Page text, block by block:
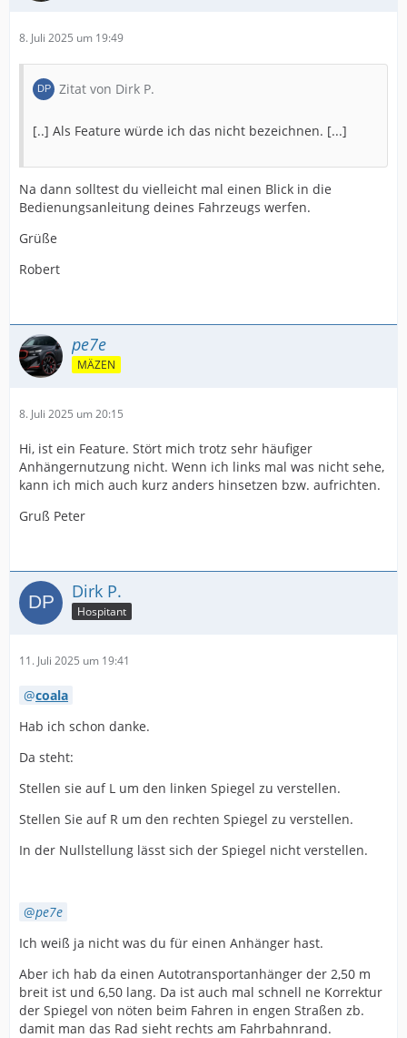
8. Juli 2025 um 19:49
Zitat von Dirk P.
[..] Als Feature würde ich das nicht bezeichnen. [...]
Na dann solltest du vielleicht mal einen Blick in die
Bedienungsanleitung deines Fahrzeugs werfen.
Grüße
Robert
pe7e
MÄZEN
8. Juli 2025 um 20:15
Hi, ist ein Feature. Stört mich trotz sehr häufiger
Anhängernutzung nicht. Wenn ich links mal was nicht sehe,
kann ich mich auch kurz anders hinsetzen bzw. aufrichten.
Gruß Peter
Dirk P.
Hospitant
11. Juli 2025 um 19:41
coala
Hab ich schon danke.
Da steht:
Stellen sie auf L um den linken Spiegel zu verstellen.
Stellen Sie auf R um den rechten Spiegel zu verstellen.
In der Nullstellung lässt sich der Spiegel nicht verstellen.
pe7e
Ich weiß ja nicht was du für einen Anhänger hast.
Aber ich hab da einen Autotransportanhänger der 2,50 m
breit ist und 6,50 lang. Da ist auch mal schnell ne Korrektur
der Spiegel von nöten beim Fahren in engen Straßen zb.
damit man das Rad sieht rechts am Fahrbahnrand.